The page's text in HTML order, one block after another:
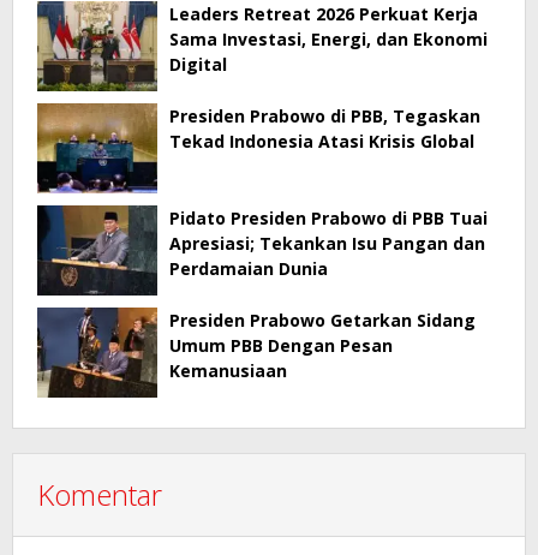
Leaders Retreat 2026 Perkuat Kerja
Sama Investasi, Energi, dan Ekonomi
Digital
Presiden Prabowo di PBB, Tegaskan
Tekad Indonesia Atasi Krisis Global
Pidato Presiden Prabowo di PBB Tuai
Apresiasi; Tekankan Isu Pangan dan
Perdamaian Dunia
Presiden Prabowo Getarkan Sidang
Umum PBB Dengan Pesan
Kemanusiaan
Komentar